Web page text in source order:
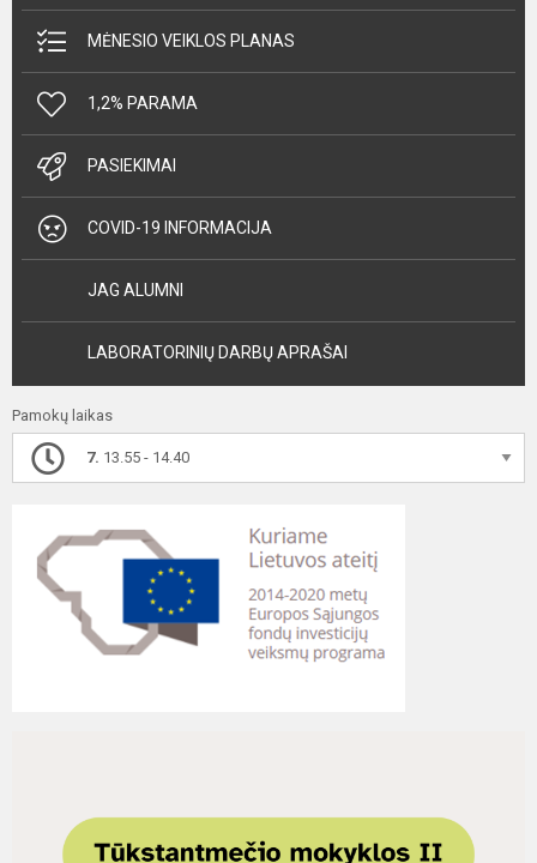
MĖNESIO VEIKLOS PLANAS
1,2% PARAMA
PASIEKIMAI
COVID-19 INFORMACIJA
JAG ALUMNI
LABORATORINIŲ DARBŲ APRAŠAI
Pamokų laikas
7. 13.55 - 14.40